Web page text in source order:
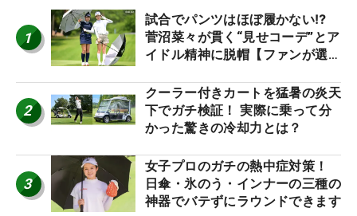
1
試合でパンツはほぼ履かない⁉
菅沼菜々が貫く“見せコーデ”とア
イドル精神に脱帽【ファンが選ぶ
2
クーラー付きカートを猛暑の炎天
下でガチ検証！ 実際に乗って分
かった驚きの冷却力とは？
3
女子プロのガチの熱中症対策！
日傘・氷のう・インナーの三種の
神器でバテずにラウンドできます